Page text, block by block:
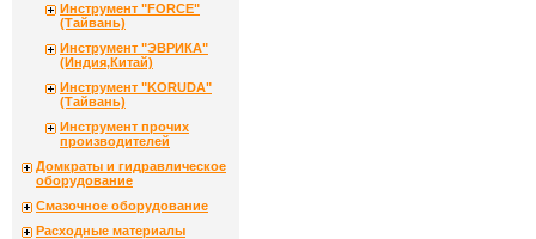
Инструмент "FORCE"
(Тайвань)
Инструмент "ЭВРИКА"
(Индия,Китай)
Инструмент "KORUDA"
(Тайвань)
Инструмент прочих
производителей
Домкраты и гидравлическое
оборудование
Смазочное оборудование
Расходные материалы